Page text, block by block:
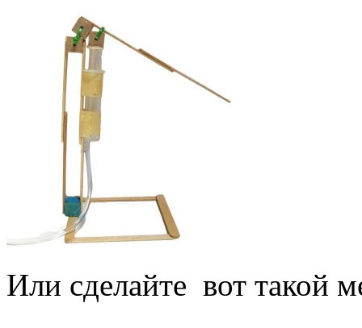
Или сделайте вот такой